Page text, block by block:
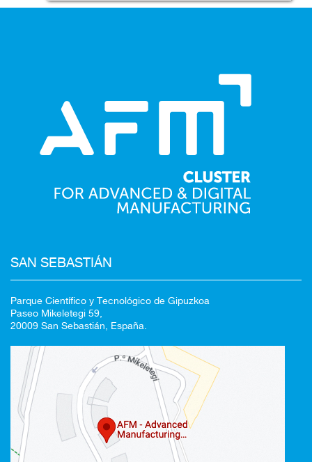
Redirecting to
SAN SEBASTIÁN
Parque Científico y Tecnológico de Gipuzkoa
Paseo Mikeletegi 59,
20009 San Sebastián, España.